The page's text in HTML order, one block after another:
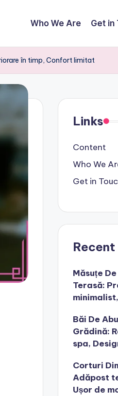
Who We Are Get in
în timp, Confort limitat
Links
Content
Who We
Get in
Măsuțe
Terasă:
Băi De
Grădină:
spa,
Corturi
Adăpost
Ușor de